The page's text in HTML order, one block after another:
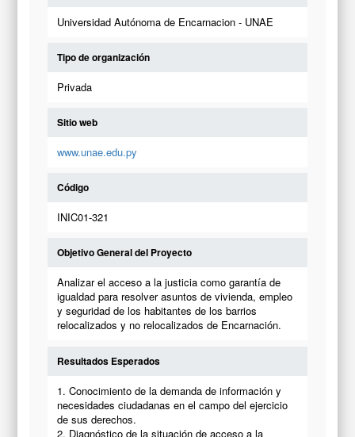
Universidad Autónoma de Encarnacion - UNAE
Tipo de organización
Privada
Sitio web
www.unae.edu.py
Código
INIC01-321
Objetivo General del Proyecto
Analizar el acceso a la justicia como garantía de
igualdad para resolver asuntos de vivienda, empleo
y seguridad de los habitantes de los barrios
relocalizados y no relocalizados de Encarnación.
Resultados Esperados
1. Conocimiento de la demanda de información y
necesidades ciudadanas en el campo del ejercicio
de sus derechos.
2. Diagnóstico de la situación de acceso a la